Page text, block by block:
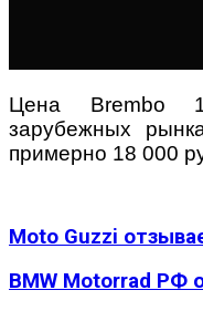
Цена Brembo
зарубежных
примерно 18 000
Moto Guzzi
BMW Motorrad РФ